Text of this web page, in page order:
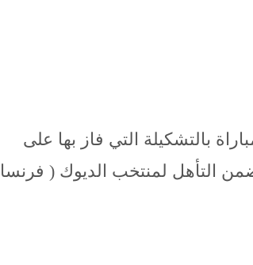
بالتشكيلة التي فاز بها على
التأهل لمنتخب الديوك ( فرنسا